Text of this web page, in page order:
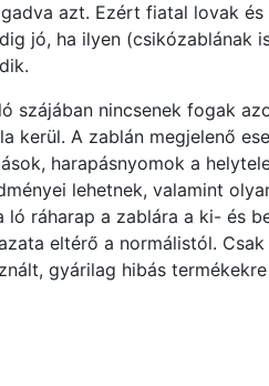
azt. Ezért fiatal lovak
jó, ha ilyen (csikózablának
szájában nincsenek fogak
kerül. A zablán megjelenő
harapásnyomok a
lehetnek, valamint
ló ráharap a zablára a ki- és
eltérő a normálistól.
gyárilag hibás